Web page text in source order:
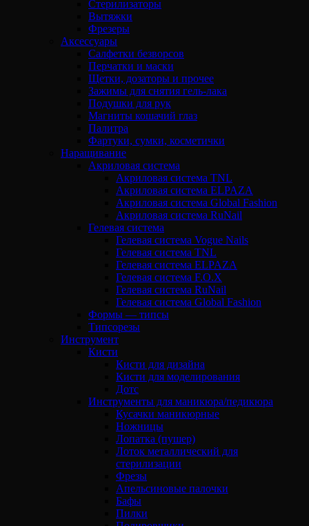
Стерилизаторы
Вытяжки
Фрезеры
Аксессуары
Салфетки безворсов
Перчатки и маски
Щетки, дозаторы и прочее
Зажимы для снятия гель-лака
Подушки для рук
Магниты кошачий глаз
Палитра
Фартуки, сумки, косметички
Наращивание
Акриловая система
Акриловая система TNL
Акриловая система ELPAZA
Акриловая система Global Fashion
Акриловая система RuNail
Гелевая система
Гелевая система Vogue Nails
Гелевая система TNL
Гелевая система ELPAZA
Гелевая система F.O.X
Гелевая система RuNail
Гелевая система Global Fashion
Формы — типсы
Типсорезы
Инструмент
Кисти
Кисти для дизайна
Кисти для моделирования
Дотс
Инструменты для маникюра/педикюра
Кусачки маникюрные
Ножницы
Лопатка (пушер)
Лоток металлический для
стерилизации
Фрезы
Апельсиновые палочки
Бафы
Пилки